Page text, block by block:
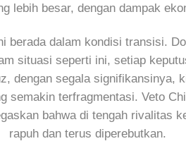
lebih besar, dengan dampak
berada dalam kondisi transisi.
situasi seperti ini, setiap
dengan segala
semakin terfragmentasi. Veto
bahwa di tengah rivalitas
rapuh dan terus diperebutkan.